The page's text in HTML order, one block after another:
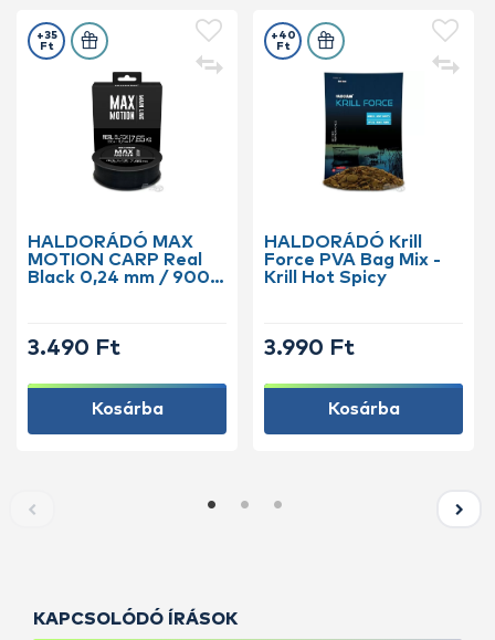
HALDORÁDÓ MAX
MOTION CARP Real
Black 0,24 mm / 900
+35
Ft
3.490 Ft
Kosárba
HALDORÁDÓ Krill
Force PVA Bag Mix -
Krill Hot Spicy
+40
Ft
3.990 Ft
Kosárba
KAPCSOLÓDÓ ÍRÁSOK